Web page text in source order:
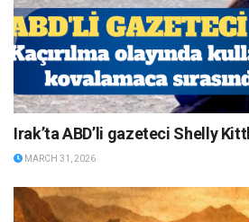
Irak’ta ABD’li gazeteci Shelly
MARCH 31, 2026